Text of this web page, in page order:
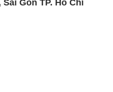
Gòn TP. Hồ Chí